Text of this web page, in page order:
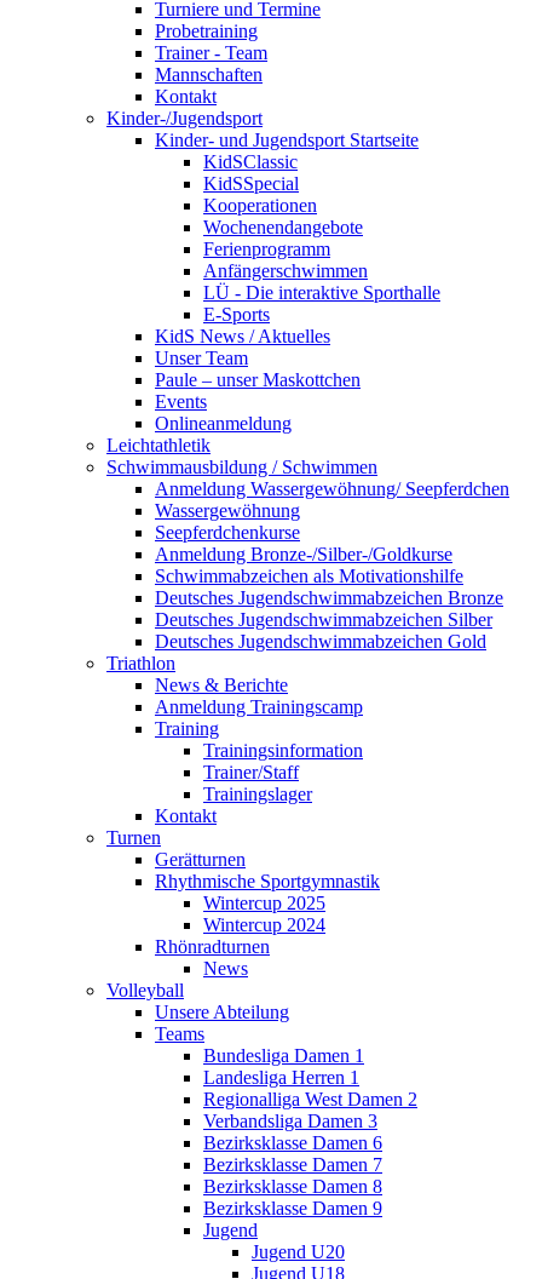
Turniere und Termine
Probetraining
Trainer - Team
Mannschaften
Kontakt
Kinder-/Jugendsport
Kinder- und Jugendsport Startseite
KidSClassic
KidSSpecial
Kooperationen
Wochenendangebote
Ferienprogramm
Anfängerschwimmen
LÜ - Die interaktive Sporthalle
E-Sports
KidS News / Aktuelles
Unser Team
Paule – unser Maskottchen
Events
Onlineanmeldung
Leichtathletik
Schwimmausbildung / Schwimmen
Anmeldung Wassergewöhnung/ Seepferdchen
Wassergewöhnung
Seepferdchenkurse
Anmeldung Bronze-/Silber-/Goldkurse
Schwimmabzeichen als Motivationshilfe
Deutsches Jugendschwimmabzeichen Bronze
Deutsches Jugendschwimmabzeichen Silber
Deutsches Jugendschwimmabzeichen Gold
Triathlon
News & Berichte
Anmeldung Trainingscamp
Training
Trainingsinformation
Trainer/Staff
Trainingslager
Kontakt
Turnen
Gerätturnen
Rhythmische Sportgymnastik
Wintercup 2025
Wintercup 2024
Rhönradturnen
News
Volleyball
Unsere Abteilung
Teams
Bundesliga Damen 1
Landesliga Herren 1
Regionalliga West Damen 2
Verbandsliga Damen 3
Bezirksklasse Damen 6
Bezirksklasse Damen 7
Bezirksklasse Damen 8
Bezirksklasse Damen 9
Jugend
Jugend U20
Jugend U18